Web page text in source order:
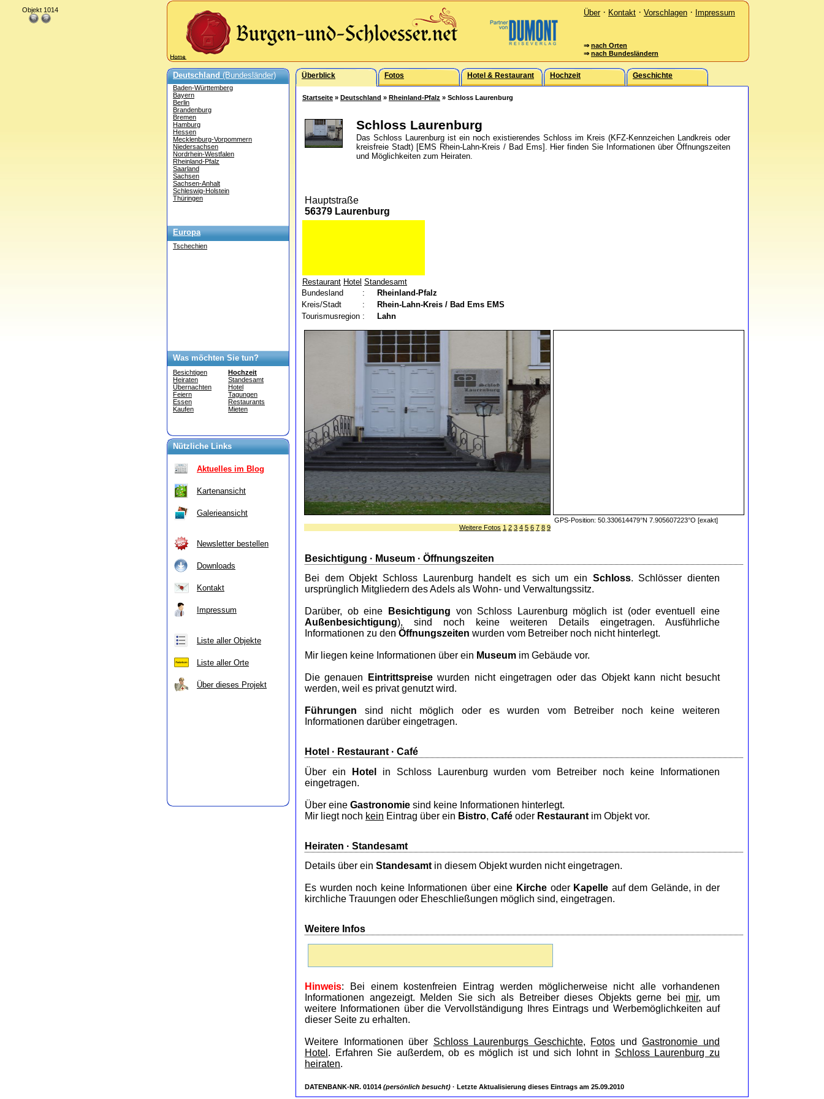
Über· Kontakt · Vorschlagen · Impressum
⇒ nach Orten
⇒ nach Bundesländern
Deutschland(Bundesländer)
Baden-Württemberg
Bayern
Berlin
Brandenburg
Bremen
Hamburg
Hessen
Mecklenburg-Vorpommern
Niedersachsen
Nordrhein-Westfalen
Rheinland-Pfalz
Saarland
Sachsen
Sachsen-Anhalt
Schleswig-Holstein
Thüringen
Europa
Tschechien
Was möchten Sie tun?
Besichtigen
Heiraten
Übernachten
Feiern
Essen
Kaufen
Hochzeit
Standesamt
Hotel
Tagungen
Restaurants
Mieten
Nützliche Links
Aktuelles im Blog
Kartenansicht
Galerieansicht
Newsletter bestellen
Downloads
Kontakt
Impressum
Liste aller Objekte
Liste aller Orte
Über dieses Projekt
Überblick Fotos Hotel & Restaurant Hochzeit Geschichte
Startseite » Deutschland » Rheinland-Pfalz » Schloss Laurenburg
Schloss Laurenburg
Das Schloss Laurenburg ist ein noch existierendes Schloss im Kreis (KFZ-Kennzeichen Landkreis oder
kreisfreie Stadt) [EMS Rhein-Lahn-Kreis / Bad Ems]. Hier finden Sie Informationen über Öffnungszeiten
und Möglichkeiten zum Heiraten.
Hauptstraße
56379 Laurenburg
Restaurant Hotel Standesamt
Bundesland
:
Rheinland-Pfalz
Kreis/Stadt
: Rhein-Lahn-Kreis / Bad Ems EMS
Tourismusregion : Lahn
GPS-Position: 50.330614479°N 7.905607223°O [exakt]
Weitere Fotos 1 2 3 4 5 6 7 8 9
Besichtigung · Museum · Öffnungszeiten
Bei dem Objekt Schloss Laurenburg handelt es sich um ein Schloss. Schlösser dienten
ursprünglich Mitgliedern des Adels als Wohn- und Verwaltungssitz.
Darüber, ob eine Besichtigung von Schloss Laurenburg möglich ist (oder eventuell eine
Außenbesichtigung), sind noch keine weiteren Details eingetragen. Ausführliche
Informationen zu den Öffnungszeiten wurden vom Betreiber noch nicht hinterlegt.
Mir liegen keine Informationen über ein Museum im Gebäude vor.
Die genauen Eintrittspreisewurden nicht eingetragen oder das Objekt kann nicht besucht
werden, weil es privat genutzt wird.
Führungen sind nicht möglich oder es wurden vom Betreiber noch keine weiteren
Informationen darüber eingetragen.
Hotel · Restaurant · Café
Über ein
Hotel
in Schloss Laurenburg wurden vom Betreiber noch keine Informationen
eingetragen.
Über eine Gastronomie sind keine Informationen hinterlegt.
Mir liegt noch kein Eintrag über ein Bistro, Café oder Restaurant im Objekt vor.
Heiraten · Standesamt
Details über ein Standesamt in diesem Objekt wurden nicht eingetragen.
Es wurden noch keine Informationen über eine Kirche oder Kapelle auf dem Gelände, in der
kirchliche Trauungen oder Eheschließungen möglich sind, eingetragen.
Weitere Infos
Hinweis: Bei einem kostenfreien Eintrag werden möglicherweise nicht alle vorhandenen
Informationen angezeigt. Melden Sie sich als Betreiber dieses Objekts gerne bei mir, um
weitere Informationen über die Vervollständigung Ihres Eintrags und Werbemöglichkeiten auf
dieser Seite zu erhalten.
Weitere Informationen über Schloss Laurenburgs Geschichte, Fotos undGastronomie und
Hotel . Erfahren Sie außerdem, ob es möglich ist und sich lohnt in Schloss Laurenburg zu
heiraten.
DATENBANK-NR. 01014 (persönlich besucht) · Letzte Aktualisierung dieses Eintrags am 25.09.2010
Objekt 1014